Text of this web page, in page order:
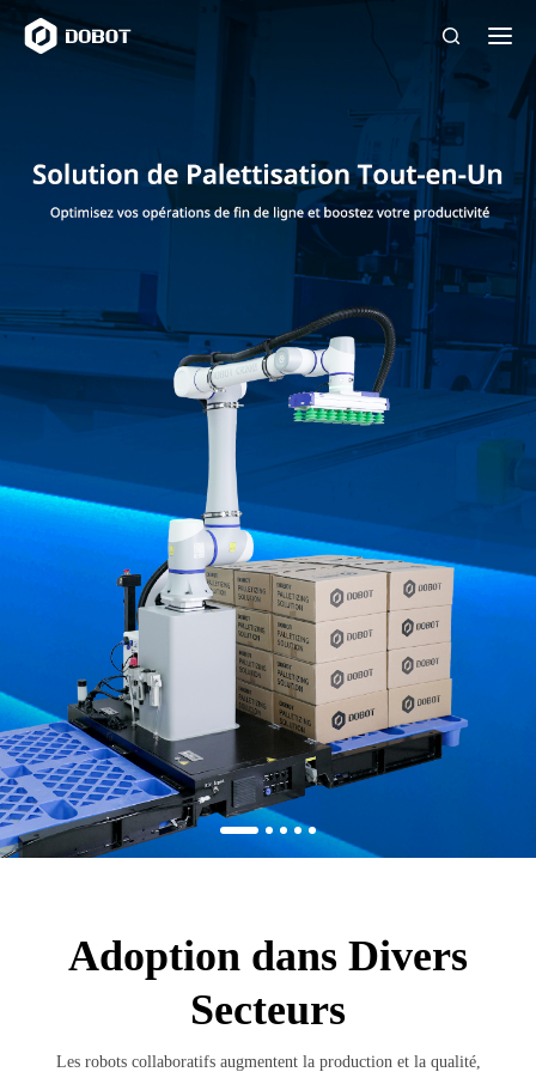
Adoption dans Divers
Secteurs
Les robots collaboratifs augmentent la production et la qualité,